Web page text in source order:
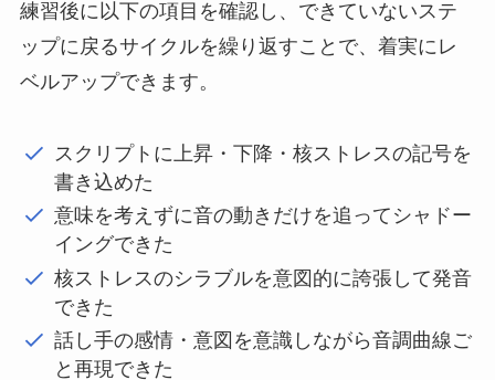
練習後に以下の項目を確認し、できていないステ
ップに戻るサイクルを繰り返すことで、着実にレ
ベルアップできます。
スクリプトに上昇・下降・核ストレスの記号を
書き込めた
意味を考えずに音の動きだけを追ってシャドー
イングできた
核ストレスのシラブルを意図的に誇張して発音
できた
話し手の感情・意図を意識しながら音調曲線ご
と再現できた